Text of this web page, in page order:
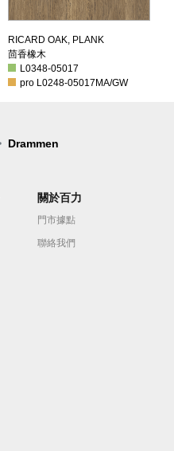
茴香橡木
L0348-05017
pro L0248-05017
RICARD OAK, PLANK
茴香橡木
L0348-05017
pro L0248-05017 MA/GW
Drammen
關於百力
門市據點
聯絡我們